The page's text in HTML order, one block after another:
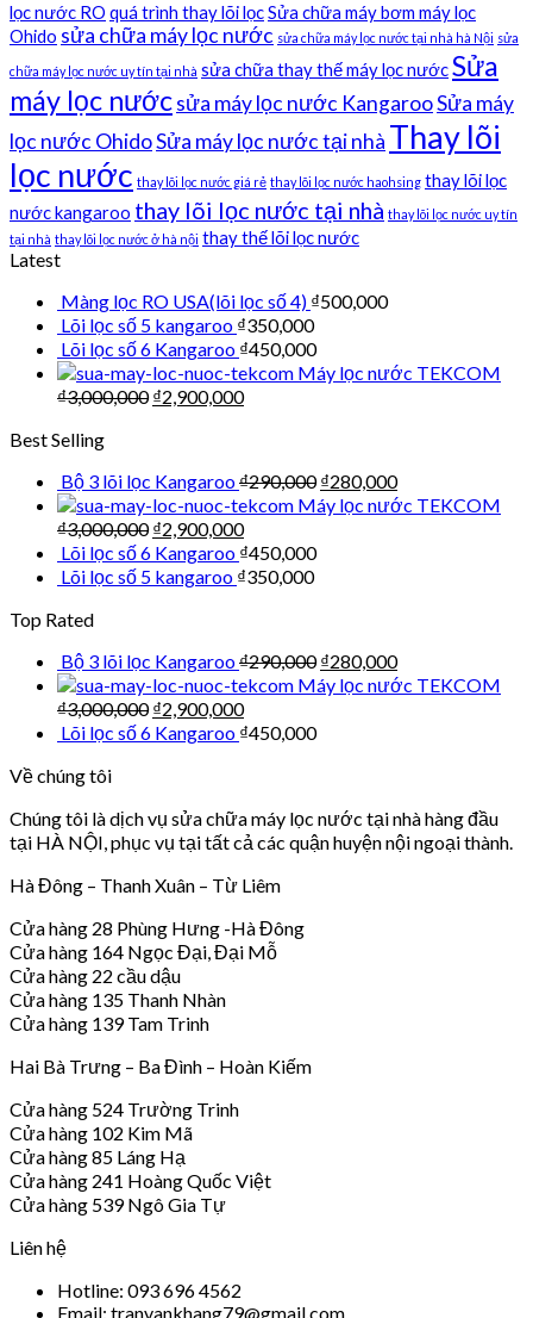
lọc nước RO quá trình thay lõi lọcSửa chữa máy bơm máy lọc
Ohido sửa chữa máy lọc nước sửa chữa máy lọc nước tại nhà hà Nội sửa
chữa máy lọc nước uy tín tại nhà sửa chữa thay thế máy lọc nướcSửa
máy lọc nướcsửa máy lọc nước KangarooSửa máy
lọc nước OhidoSửa máy lọc nước tại nhà Thay lõi
lọc nước thay lõi lọc nước giá rẻ thay lõi lọc nước haohsing thay lõi lọc
nước kangaroo thay lõi lọc nước tại nhà thay lõi lọc nước uy tín
tại nhà thay lõi lọc nước ở hà nội thay thế lõi lọc nước
Latest
Màng lọc RO USA(lõi lọc số 4) ₫500,000
Lõi lọc số 5 kangaroo ₫350,000
Lõi lọc số 6 Kangaroo ₫450,000
Máy lọc nước TEKCOM
₫3,000,000 ₫2,900,000
Best Selling
Bộ 3 lõi lọc Kangaroo₫290,000 ₫280,000
Máy lọc nước TEKCOM
₫3,000,000 ₫2,900,000
Lõi lọc số 6 Kangaroo ₫450,000
Lõi lọc số 5 kangaroo ₫350,000
Top Rated
Bộ 3 lõi lọc Kangaroo₫290,000 ₫280,000
Máy lọc nước TEKCOM
₫3,000,000 ₫2,900,000
Lõi lọc số 6 Kangaroo ₫450,000
Về chúng tôi
Chúng tôi là dịch vụ sửa chữa máy lọc nước tại nhà hàng đầu
tại HÀ NỘI, phục vụ tại tất cả các quận huyện nội ngoại thành.
Hà Đông – Thanh Xuân – Từ Liêm
Cửa hàng 28 Phùng Hưng -Hà Đông
Cửa hàng 164 Ngọc Đại, Đại Mỗ
Cửa hàng 22 cầu dậu
Cửa hàng 135 Thanh Nhàn
Cửa hàng 139 Tam Trinh
Hai Bà Trưng – Ba Đình – Hoàn Kiếm
Cửa hàng 524 Trường Trinh
Cửa hàng 102 Kim Mã
Cửa hàng 85 Láng Hạ
Cửa hàng 241 Hoàng Quốc Việt
Cửa hàng 539 Ngô Gia Tự
Liên hệ
Hotline: 093 696 4562
Email: tranvankhang79@gmail.com